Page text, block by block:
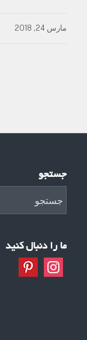
مارس 24, 2018
جستجو
ما را دنبال کنید